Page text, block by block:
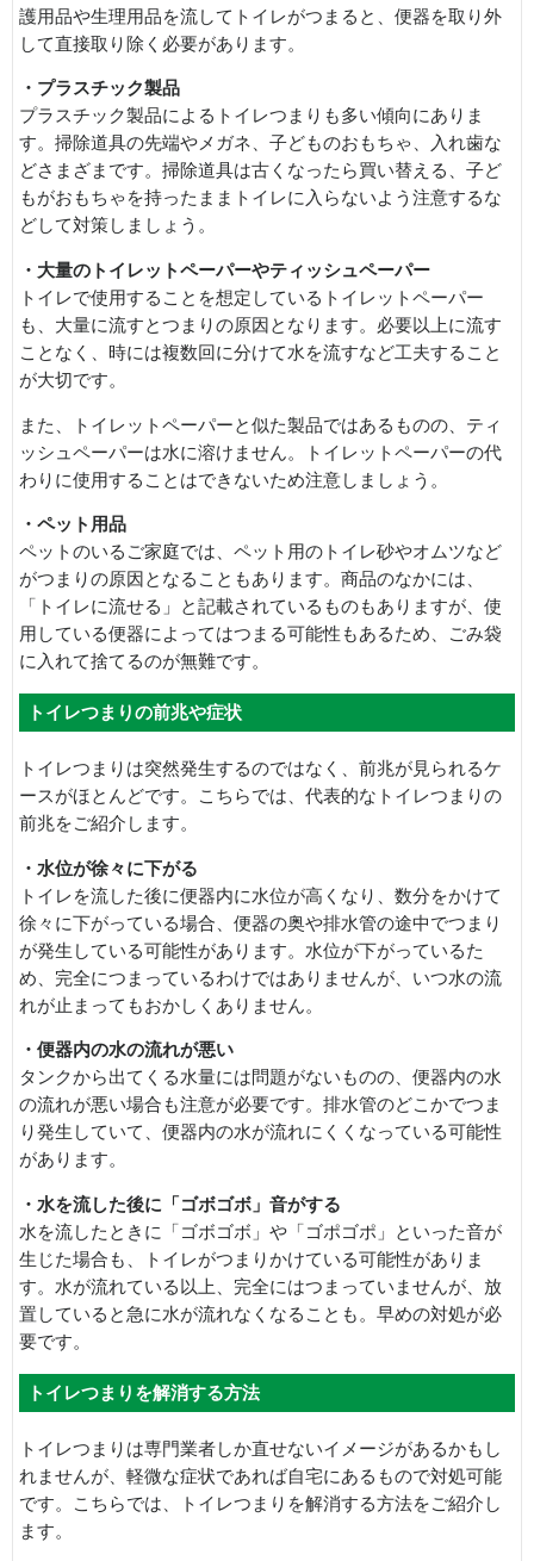
護用品や生理用品を流してトイレがつまると、便器を取り外
して直接取り除く必要があります。
・プラスチック製品
プラスチック製品によるトイレつまりも多い傾向にありま
す。掃除道具の先端やメガネ、子どものおもちゃ、入れ歯な
どさまざまです。掃除道具は古くなったら買い替える、子ど
もがおもちゃを持ったままトイレに入らないよう注意するな
どして対策しましょう。
・大量のトイレットペーパーやティッシュペーパー
トイレで使用することを想定しているトイレットペーパー
も、大量に流すとつまりの原因となります。必要以上に流す
ことなく、時には複数回に分けて水を流すなど工夫すること
が大切です。
また、トイレットペーパーと似た製品ではあるものの、ティ
ッシュペーパーは水に溶けません。トイレットペーパーの代
わりに使用することはできないため注意しましょう。
・ペット用品
ペットのいるご家庭では、ペット用のトイレ砂やオムツなど
がつまりの原因となることもあります。商品のなかには、
「トイレに流せる」と記載されているものもありますが、使
用している便器によってはつまる可能性もあるため、ごみ袋
に入れて捨てるのが無難です。
トイレつまりの前兆や症状
トイレつまりは突然発生するのではなく、前兆が見られるケ
ースがほとんどです。こちらでは、代表的なトイレつまりの
前兆をご紹介します。
・水位が徐々に下がる
トイレを流した後に便器内に水位が高くなり、数分をかけて
徐々に下がっている場合、便器の奥や排水管の途中でつまり
が発生している可能性があります。水位が下がっているた
め、完全につまっているわけではありませんが、いつ水の流
れが止まってもおかしくありません。
・便器内の水の流れが悪い
タンクから出てくる水量には問題がないものの、便器内の水
の流れが悪い場合も注意が必要です。排水管のどこかでつま
り発生していて、便器内の水が流れにくくなっている可能性
があります。
・水を流した後に「ゴボゴボ」音がする
水を流したときに「ゴボゴボ」や「ゴポゴポ」といった音が
生じた場合も、トイレがつまりかけている可能性がありま
す。水が流れている以上、完全にはつまっていませんが、放
置していると急に水が流れなくなることも。早めの対処が必
要です。
トイレつまりを解消する方法
トイレつまりは専門業者しか直せないイメージがあるかもし
れませんが、軽微な症状であれば自宅にあるもので対処可能
です。こちらでは、トイレつまりを解消する方法をご紹介し
ます。